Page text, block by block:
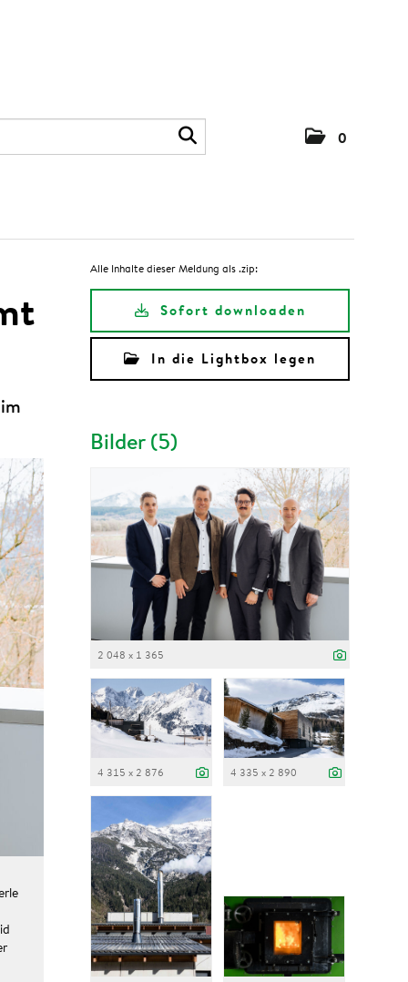
0
Alle Inhalte dieser Meldung als .zip:
Sofort downloaden
In die Lightbox legen
Bilder (5)
2 048 x 1 365
4 315 x 2 876 4 335 x 2 890